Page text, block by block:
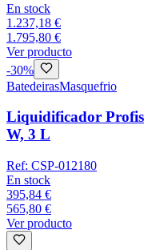
En stock
1.237,18 €
1.795,80 €
Ver producto
-30%
BatedeirasMasquefrio
Liquidificador
W, 3 L
Ref: CSP-012180
En stock
395,84 €
565,80 €
Ver producto